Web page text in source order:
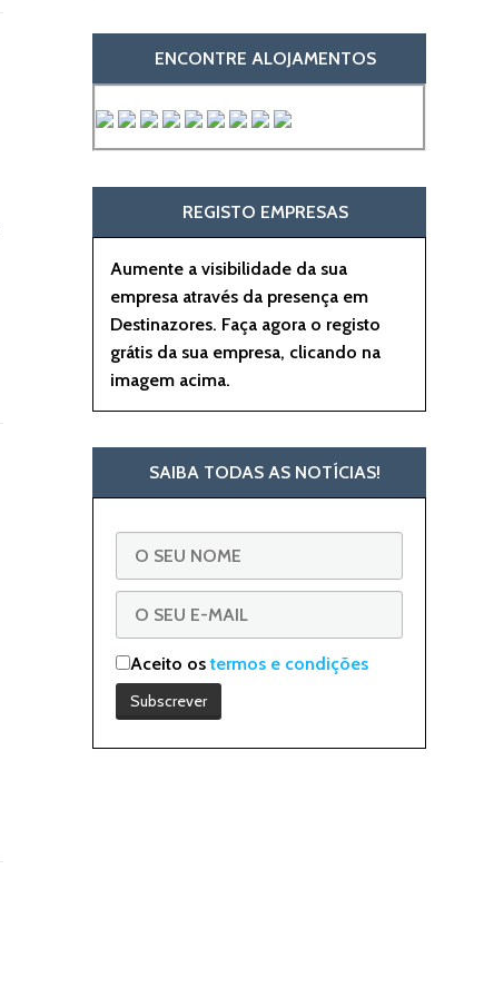
ENCONTRE ALOJAMENTOS
REGISTO EMPRESAS
Aumente a visibilidade da sua
empresa através da presença em
Destinazores. Faça agora o registo
grátis da sua empresa, clicando na
imagem acima.
SAIBA TODAS AS NOTÍCIAS!
Aceito ostermos e condições